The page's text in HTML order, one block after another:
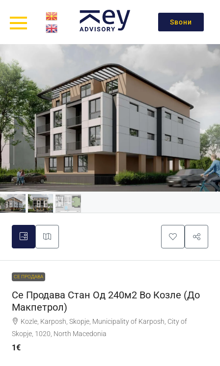
Ѕвони
СЕ ПРОДАВА
Се Продава Стан Од 240м2 Во Козле (До
Макпетрол)
Kozle, Karposh, Skopje, Municipality of Karposh, City of
Skopje, 1020, North Macedonia
1€